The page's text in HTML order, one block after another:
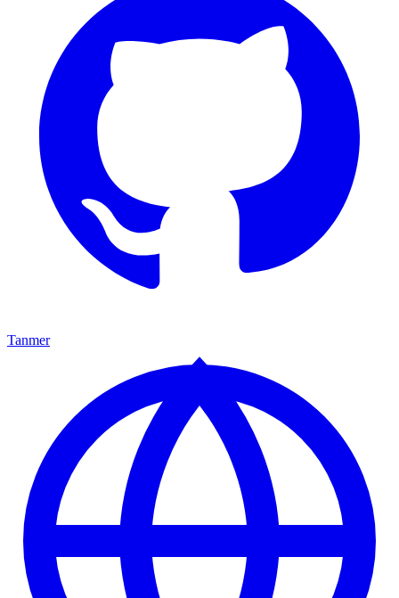
Tanmer